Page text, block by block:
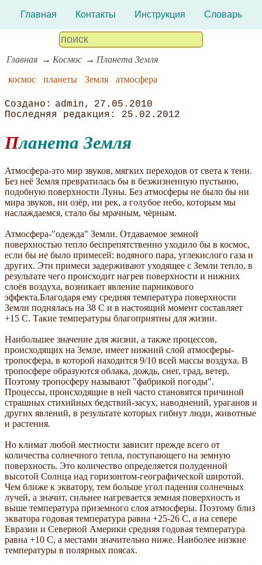
Главная Контакты Инструкция Словарь
Главная Космос
Планета Земля
космос
планеты Земля атмосфера
admin
27.05.2010
25.02.2012
Планета Земля
Атмосфера-это мир звуков, мягких переходов от света к тени.
Без неё Земля превратилась бы в безжизненную пустыню,
подобную поверхности Луны. Без атмосферы не было бы ни
мира звуков, ни озёр, ни рек, а голубое небо, которым мы
наслаждаемся, стало бы мрачным, чёрным.
Атмосфера-"одежда" Земли. Отдаваемое земной
поверхностью тепло беспрепятственно уходило бы в космос,
если бы не было примесей: водяного пара, углекислого газа и
других. Эти примеси задерживают уходящее с Земли тепло, в
результате чего происходит нагрев поверхности и нижних
слоёв воздуха, возникает явление парникового
эффекта.Благодаря ему средняя температура поверхности
Земли поднялась на 38 С и в настоящий момент составляет
+15 С. Такие температуры благоприятны для жизни.
Наибольшее значение для жизни, а также процессов,
происходящих на Земле, имеет нижний слой атмосферы-
тропосфера, в которой находится 9/10 всей массы воздуха. В
тропосфере образуются облака, дождь, снег, град, ветер.
Поэтому тропосферу называют "фабрикой погоды".
Процессы, происходящие в ней часто становятся причиной
страшных стихийных бедствий-засух, наводнений, ураганов и
других явлений, в результате которых гибнут люди, животные
и растения.
Но климат любой местности зависит прежде всего от
количества солнечного тепла, поступающего на земную
поверхность. Это количество определяется полуденной
высотой Солнца над горизонтом-географической широтой.
Чем ближе к экватору, тем больше угол падения солнечных
лучей, а значит, сильнее нагревается земная поверхность и
выше температура приземного слоя атмосферы. Поэтому близ
экватора годовая температура равна +25-26 С, а на севере
Евразии и Северной Америки средняя годовая температура
равна +10 С, а местами значительно ниже. Наиболее низкие
температуры в полярных поясах.